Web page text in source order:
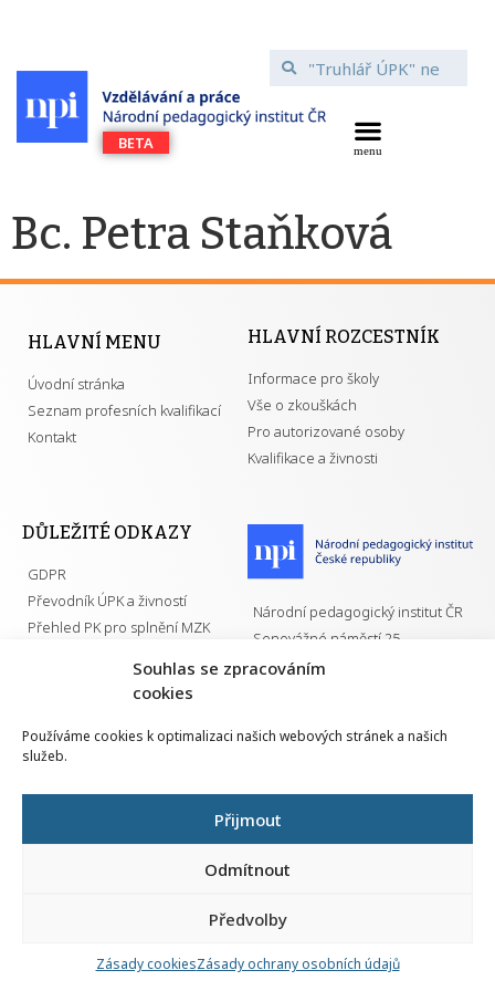
Souhlas se zpracováním
cookies
Používáme cookies k optimalizaci našich webových stránek a našich
služeb.
Přijmout
Odmítnout
Předvolby
Zásady cookiesZásady ochrany osobních údajů
Bc. Petra Staňková
HLAVNÍ MENU
Úvodní stránka
Seznam profesních kvalifikací
Kontakt
HLAVNÍ ROZCESTNÍK
Informace pro školy
Vše o zkouškách
Pro autorizované osoby
Kvalifikace a živnosti
DŮLEŽITÉ ODKAZY
GDPR
Převodník ÚPK a živností
Přehled PK pro splnění MZK
Národní pedagogický institut ČR
Senovážné náměstí 25
110 00 Praha 1